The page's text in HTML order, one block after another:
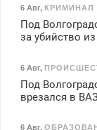
6 Авг, КРИМИНАЛ
Под
за убийство
6 Авг,
Под
врезался в
6 Авг,